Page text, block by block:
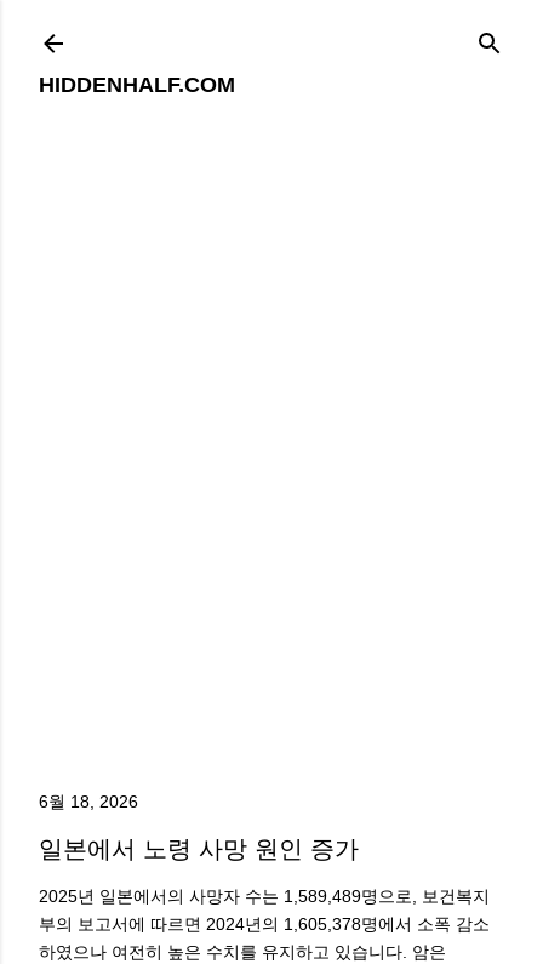
HIDDENHALF.COM
6월 18, 2026
일본에서 노령 사망 원인 증가
2025년 일본에서의 사망자 수는 1,589,489명으로, 보건복지
부의 보고서에 따르면 2024년의 1,605,378명에서 소폭 감소
하였으나 여전히 높은 수치를 유지하고 있습니다. 암은